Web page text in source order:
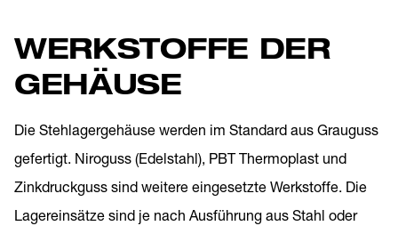
WERKSTOFFE DER
GEHÄUSE
Die Stehlagergehäuse werden im Standard aus Grauguss
gefertigt. Niroguss (Edelstahl), PBT Thermoplast und
Zinkdruckguss sind weitere eingesetzte Werkstoffe. Die
Lagereinsätze sind je nach Ausführung aus Stahl oder